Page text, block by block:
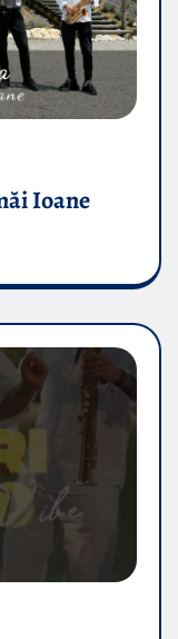
Ioane